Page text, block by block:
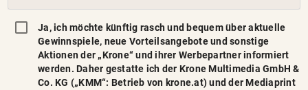
Ja, ich möchte künftig rasch und bequem über aktuelle
Gewinnspiele, neue Vorteilsangebote und sonstige
Aktionen der „Krone“ und ihrer Werbepartner informiert
werden. Daher gestatte ich der Krone Multimedia GmbH &
Co. KG („KMM“: Betrieb von krone.at) und der Mediaprint